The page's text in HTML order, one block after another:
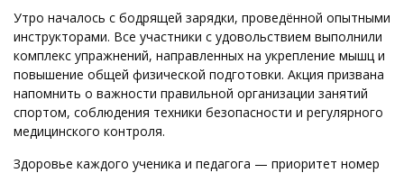
Утро началось с бодрящей зарядки, проведённой опытными
инструкторами. Все участники с удовольствием выполнили
комплекс упражнений, направленных на укрепление мышц и
повышение общей физической подготовки. Акция призвана
напомнить о важности правильной организации занятий
спортом, соблюдения техники безопасности и регулярного
медицинского контроля.
Здоровье каждого ученика и педагога — приоритет номер